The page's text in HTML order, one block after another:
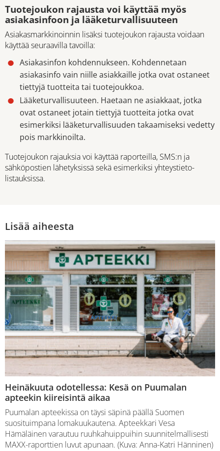
Tuotejoukon rajausta voi käyttää myös
asiakasinfoon ja lääketurvallisuuteen
Asiakasmarkkinoinnin lisäksi tuotejoukon rajausta voidaan
käyttää seuraavilla tavoilla:
Asiakasinfon kohdennukseen. Kohdennetaan
asiakasinfo vain niille asiakkaille jotka ovat ostaneet
tiettyjä tuotteita tai tuotejoukkoa.
Lääketurvallisuuteen. Haetaan ne asiakkaat, jotka
ovat ostaneet jotain tiettyjä tuotteita jotka ovat
esimerkiksi lääketurvallisuuden takaamiseksi vedetty
pois markkinoilta.
Tuotejoukon rajauksia voi käyttää raporteilla, SMS:n ja
sähköpostien lähetyksissä sekä esimerkiksi yhteystieto-
listauksissa.
Lisää aiheesta
Heinäkuuta odotellessa: Kesä on Puumalan
apteekin kiireisintä aikaa
Puumalan apteekissa on täysi säpinä päällä Suomen
suosituimpana lomakuukautena. Apteekkari Vesa
Hämäläinen varautuu ruuhkahuippuihin suunnitelmallisesti
MAXX-raporttien luvut apunaan. (Kuva: Anna-Katri Hänninen)